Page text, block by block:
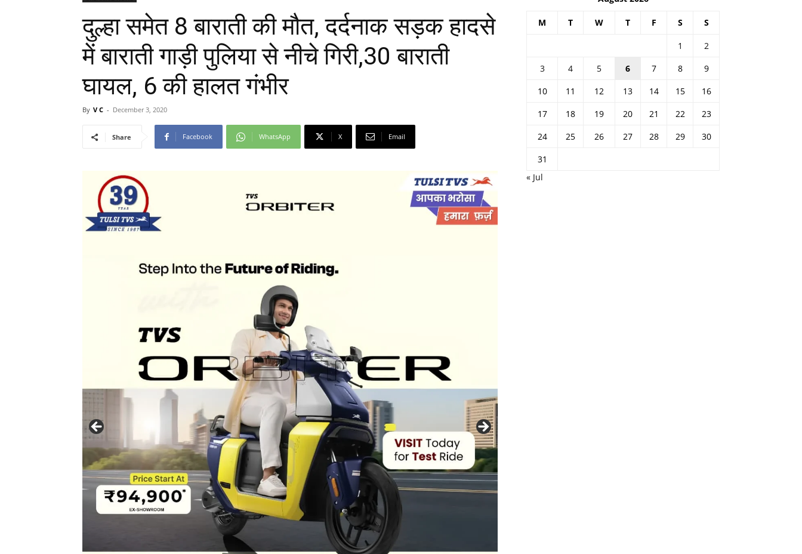
Network
दुल्हा समेत 8 बाराती की मौत, दर्दनाक सड़क हादसे
में बाराती गाड़ी पुलिया से नीचे गिरी,30 बाराती
घायल, 6 की हालत गंभीर
By V C - December 3, 2020
Share Facebook WhatsApp X Email
M T W T F S S
1
2
3
4 5 6 7 8
9
10
11 12 13 14 15
16
17
18 19 20 21 22
23
24
25 26 27 28 29
30
31
« Jul